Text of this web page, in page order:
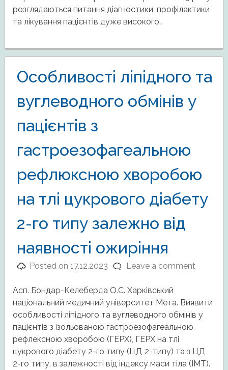
розглядаються питання діагностики, профілактики
та лікування пацієнтів дуже високого…
Особливості ліпідного та
вуглеводного обмінів у
пацієнтів з
гастроезофагеальною
рефлюксною хворобою
на тлі цукрового діабету
2-го типу залежно від
наявності ожиріння
Posted on17.12.2023 Leave a comment
Асп. Бондар-Келеберда О.С. Харківський
національний медичний університет Мета. Виявити
особливості ліпідного та вуглеводного обмінів у
пацієнтів з ізольованою гастроезофагеальною
рефлексною хворобою (ГЕРХ), ГЕРХ на тлі
цукрового діабету 2-го типу (ЦД 2-типу) та з ЦД
2-го типу, в залежності від індексу маси тіла (ІМТ).